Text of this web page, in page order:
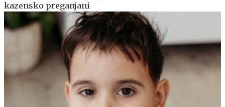
kazensko preganjani